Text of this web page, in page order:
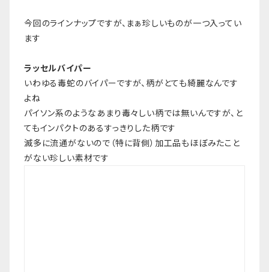
今回のラインナップですが、まぁ珍しいものが一つ入ってい
ます
ラッセルバイパー
いわゆる毒蛇のバイパーですが、柄がとても綺麗なんです
よね
パイソン系のようなあまり毒々しい柄では無いんですが、と
てもインパクトのあるすっきりした柄です
滅多に流通がないので（特に背側）加工品もほぼみたこと
がない珍しい素材です